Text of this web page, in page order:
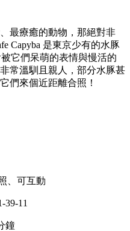
最療癒的動物， 那絕對非
Capyba 是東京少有的水豚
它們呆萌的表情與慢活的
常溫馴且親人， 部分水豚甚
們來個近距離合照！
、 可互動
39-11
鐘